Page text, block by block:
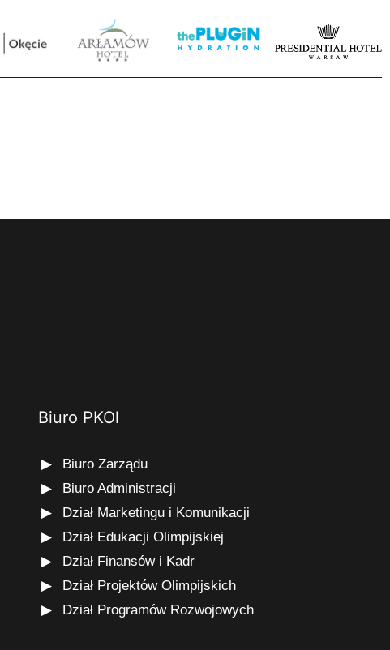
Biuro PKOl
Biuro Zarządu
Biuro Administracji
Dział Marketingu i Komunikacji
Dział Edukacji Olimpijskiej
Dział Finansów i Kadr
Dział Projektów Olimpijskich
Dział Programów Rozwojowych